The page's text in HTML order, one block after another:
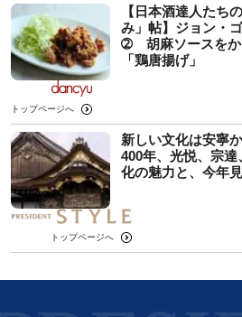
【日本酒達人たち
み」帖】ジョン・
➁ 胡麻ソースをか
「鶏唐揚げ」
トップページへ
新しい文化は安寧
400年、光悦、宗
化の魅力と、今年
トップページへ